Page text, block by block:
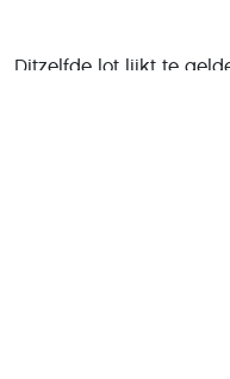
Ditzelfde lot lijkt te